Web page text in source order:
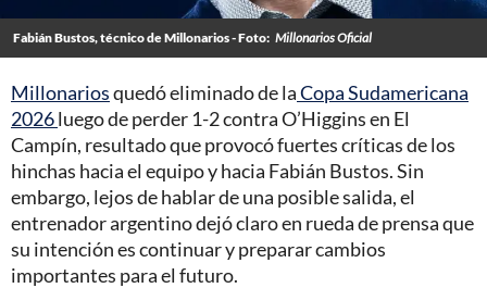
Fabián Bustos, técnico de Millonarios - Foto: Millonarios Oficial
Millonariosquedó eliminado de laCopa Sudamericana
2026luego de perder 1-2 contra O’Higgins en El
Campín, resultado que provocó fuertes críticas de los
hinchas hacia el equipo y hacia Fabián Bustos. Sin
embargo, lejos de hablar de una posible salida, el
entrenador argentino dejó claro en rueda de prensa que
su intención es continuar y preparar cambios
importantes para el futuro.